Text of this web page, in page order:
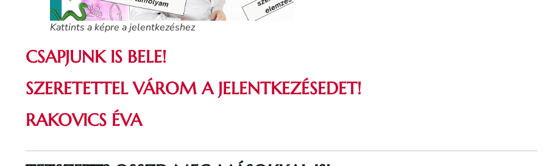
Kattints a képre a jelentkezéshez
CSAPJUNK IS BELE!
SZERETETTEL VÁROM A JELENTKEZÉSEDET!
RAKOVICS ÉVA